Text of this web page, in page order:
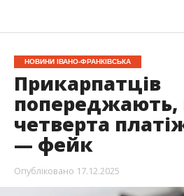
НОВИНИ ІВАНО-ФРАНКІВСЬКА
Прикарпатців
четверта
— фейк
Опубліковано 17.12.2025